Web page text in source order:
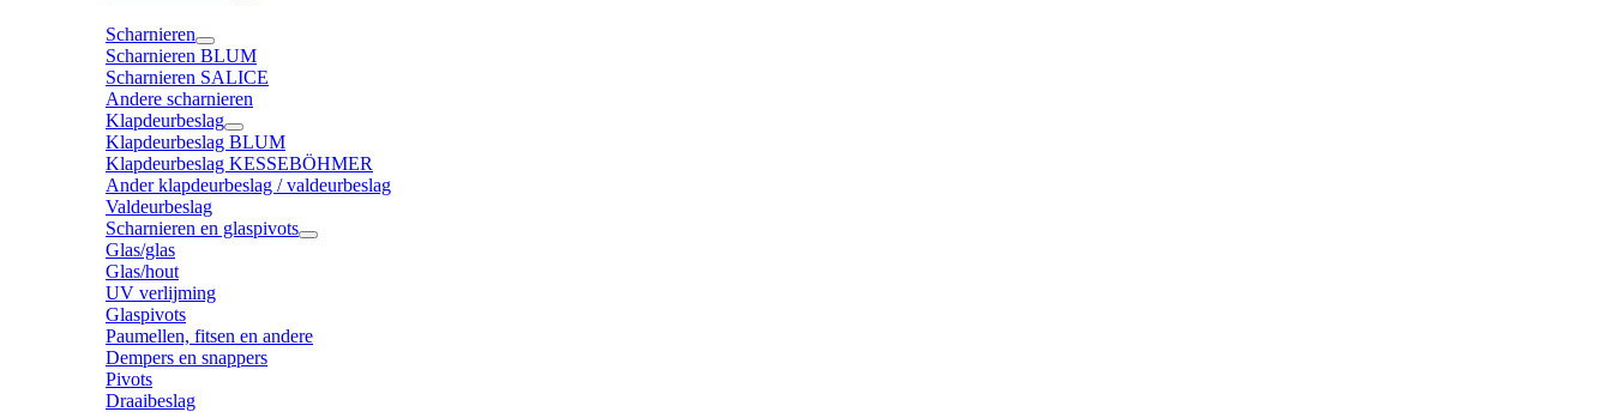
Scharnieren
Scharnieren BLUM
Scharnieren SALICE
Andere scharnieren
Klapdeurbeslag
Klapdeurbeslag BLUM
Klapdeurbeslag KESSEBÖHMER
Ander klapdeurbeslag / valdeurbeslag
Valdeurbeslag
Scharnieren en glaspivots
Glas/glas
Glas/hout
UV verlijming
Glaspivots
Paumellen, fitsen en andere
Dempers en snappers
Pivots
Draaibeslag